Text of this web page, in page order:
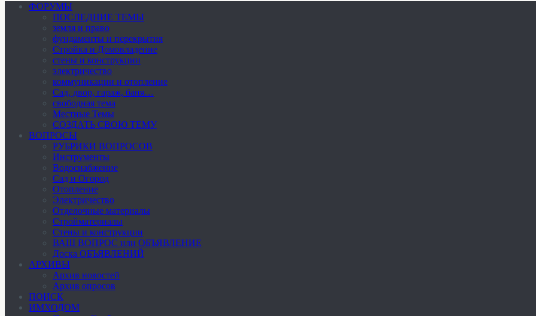
ФОРУМЫ
ПОСЛЕДНИЕ ТЕМЫ
земля и право
фундаменты и перекрытия
Стройка и Домовладение
стены и конструкции
электричество
коммуникации и отопление
Cад, двор, гараж, баня…
свободная тема
Местные Темы
СОЗДАТЬ СВОЮ ТЕМУ
ВОПРОСЫ
РУБРИКИ ВОПРОСОВ
Инструменты
Водоснабжение
Сад и Огород
Отопление
Электричество
Отделочные материалы
Стройматериалы
Стены и конструкции
ВАШ ВОПРОС или ОБЪЯВЛЕНИЕ
Доска ОБЪЯВЛЕНИЙ
АРХИВЫ
Архив новостей
Архив опросов
ПОИСК
ИМХОДОМ